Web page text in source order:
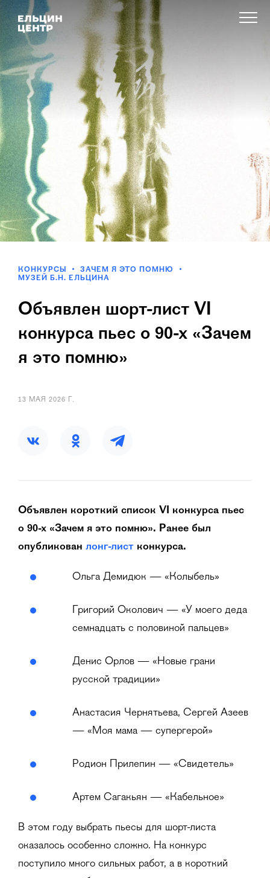
КОНКУРСЫ
ЗАЧЕМ Я ЭТО ПОМНЮ
МУЗЕЙ Б.Н. ЕЛЬЦИНА
Объявлен шорт-лист VI
конкурса пьес о 90-х «Зачем
я это помню»
13 МАЯ 2026 Г.
Объявлен короткий список VI конкурса пьес
о 90-х «Зачем я это помню». Ранее был
опубликован лонг-лист конкурса.
Ольга Демидюк — «Колыбель»
Григорий Околович — «У моего деда
семнадцать с половиной пальцев»
Денис Орлов — «Новые грани
русской традиции»
Анастасия Чернятьева, Сергей Азеев
— «Моя мама — супергерой»
Родион Прилепин — «Свидетель»
Артем Сагакьян — «Кабельное»
В этом году выбрать пьесы для шорт-листа
оказалось особенно сложно. На конкурс
поступило много сильных работ, а в короткий